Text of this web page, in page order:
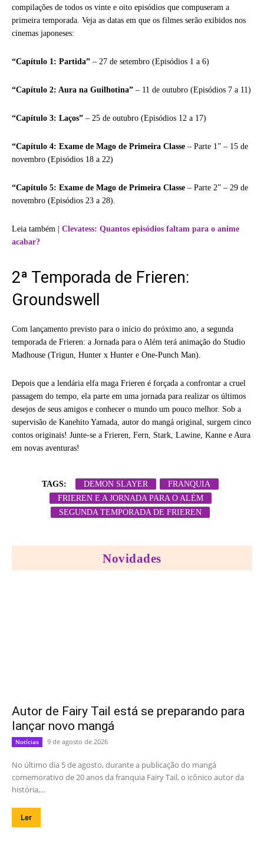
compilações de todos os vinte e oito episódios que compuseram a
primeira temporada. Veja as datas em que os filmes serão exibidos nos
cinemas japoneses:
“Capítulo 1: Partida” – 27 de setembro (Episódios 1 a 6)
“Capítulo 2: Aura na Guilhotina” – 11 de outubro (Episódios 7 a 11)
“Capítulo 3: Laços” – 25 de outubro (Episódios 12 a 17)
“Capítulo 4: Exame de Mago de Primeira Classe – Parte 1” – 15 de
novembro (Episódios 18 a 22)
“Capítulo 5: Exame de Mago de Primeira Classe – Parte 2” – 29 de
novembro (Episódios 23 a 28).
Leia também | Clevatess: Quantos episódios faltam para o anime
acabar?
2ª Temporada de Frieren:
Groundswell
Com lançamento previsto para o início do próximo ano, a segunda
temporada de Frieren: a Jornada para o Além terá animação do Studio
Madhouse (Trigun, Hunter x Hunter e One-Punch Man).
Depois que a lendária elfa maga Frieren é forçada a confrontar a cruel
passagem do tempo, ela parte em uma jornada para realizar os últimos
desejos de seus amigos e conhecer o mundo um pouco melhor. Sob a
supervisão de Kanehito Yamada, autor do mangá original, surgem cinco
contos originais! Junte-se a Frieren, Fern, Stark, Lawine, Kanne e Aura
em novas aventuras!
TAGS: DEMON SLAYER
FRANQUIA
FRIEREN E A JORNADA PARA O ALÉM
SEGUNDA TEMPORADA DE FRIEREN
Novidades
Autor de Fairy Tail está se preparando para
lançar novo mangá
Notícias 9 de agosto de 2026
No último dia 5 de agosto, durante a publicação do mangá
comemorativo de 20 anos da franquia Fairy Tail, o icônico autor da
história,...
Ler